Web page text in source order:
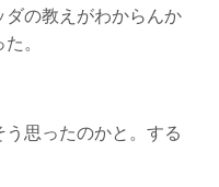
の教えがわからんか
。
思ったのかと。する